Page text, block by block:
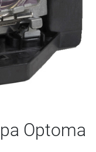
Optoma